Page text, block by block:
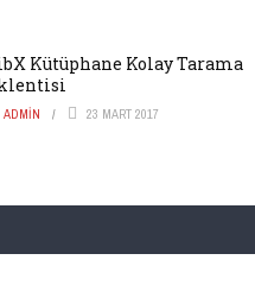
Kütüphane Kolay Tarama
ADMIN 23 MART 2017